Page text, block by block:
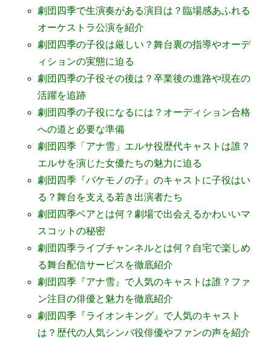
劇団四季で生演奏がある演目は？臨場感あふれる
オーケストラ公演を紹介
劇団四季の子役は厳しい？舞台裏の指導やオーデ
ィションの実態に迫る
劇団四季の子役その後は？卒業後の進路や現在の
活躍を追跡
劇団四季の子役になるには？オーディション合格
への道と必要な準備
劇団四季「アナ雪」エルサ役歴代キャストは誰？
エルサを演じた女優たちの魅力に迫る
劇団四季『バケモノの子』のキャストに子役はい
る？舞台を支える若き出演者たち
劇団四季ベアとは何？劇場で出会えるかわいいマ
スコットの秘密
劇団四季ライブチャンネルとは何？自宅で楽しめ
る舞台配信サービスを徹底紹介
劇団四季『アナ雪』で人気のキャストは誰？ファ
ン注目の俳優と魅力を徹底紹介
劇団四季『ライオンキング』で人気のキャスト
は？歴代の人気シンバ役俳優やファンの声を紹介